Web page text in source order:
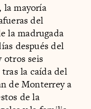
mayoría
del
la madrugada
después del
otros seis
la caída del
de Monterrey a
de la